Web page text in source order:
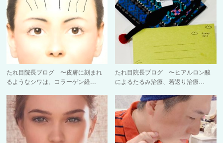
たれ目院長ブログ 〜皮膚に刻まれ
るようなシワは、コラーゲン経…
たれ目院長ブログ 〜ヒアルロン酸
によるたるみ治療、若返り治療…